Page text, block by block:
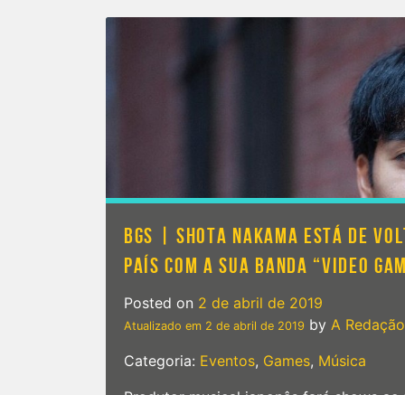
BGS | SHOTA NAKAMA ESTÁ DE
PAÍS COM A SUA BANDA “VIDEO
Posted on 2 de abril de 2019
Atualizado em 2 de abril de 2019 by A Redação
Categoria: Eventos, Games, Música